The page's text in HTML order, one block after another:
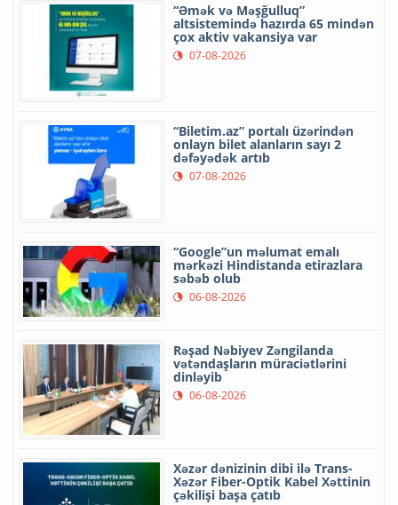
“Əmək və Məşğulluq”
altsistemində hazırda 65 mindən
çox aktiv vakansiya var
07-08-2026
“Biletim.az” portalı üzərindən
onlayn bilet alanların sayı 2
dəfəyədək artıb
07-08-2026
“Google”un məlumat emalı
mərkəzi Hindistanda etirazlara
səbəb olub
06-08-2026
Rəşad Nəbiyev Zəngilanda
vətəndaşların müraciətlərini
dinləyib
06-08-2026
Xəzər dənizinin dibi ilə Trans-
Xəzər Fiber-Optik Kabel Xəttinin
çəkilişi başa çatıb